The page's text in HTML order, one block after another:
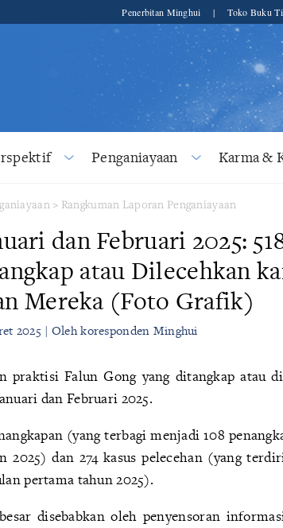
Penerbitan Minghui | Toko Buku
Penganiayaan Karma &
> Rangkuman Laporan Penganiayaan
dan Februari 2025:
atau Dilecehkan
Mereka (Foto Grafik)
2025 | Oleh koresponden Minghui
praktisi Falun Gong yang ditangkap atau
dan Februari 2025.
(yang terbagi menjadi 108
2025) dan 274 kasus pelecehan (yang
pertama tahun 2025).
disebabkan oleh penyensoran